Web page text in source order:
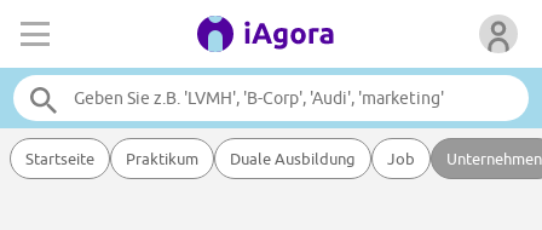
Startseite Praktikum Duale Ausbildung Job Unternehmen